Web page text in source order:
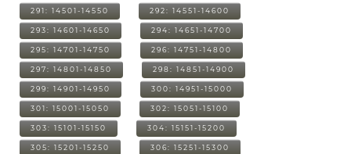
291: 14501-14550 292: 14551-14600
293: 14601-14650 294: 14651-14700
295: 14701-14750 296: 14751-14800
297: 14801-14850 298: 14851-14900
299: 14901-14950 300: 14951-15000
301: 15001-15050 302: 15051-15100
303: 15101-15150 304: 15151-15200
305: 15201-15250 306: 15251-15300